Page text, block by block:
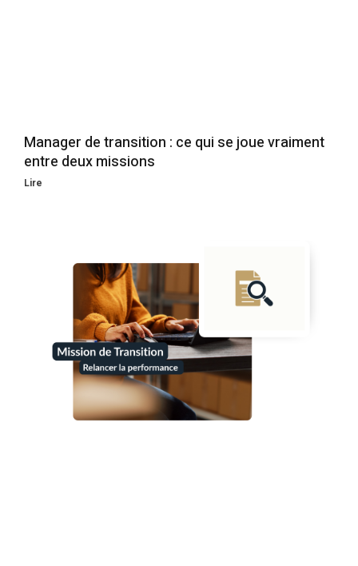
Manager de transition : ce qui se joue vraiment
entre deux missions
Lire